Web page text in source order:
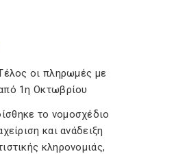
οι πληρωμές με
1η Οκτωβρίου
το νομοσχέδιο
και ανάδειξη
κληρονομιάς,